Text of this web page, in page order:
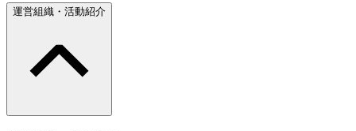
運営組織・活動紹介